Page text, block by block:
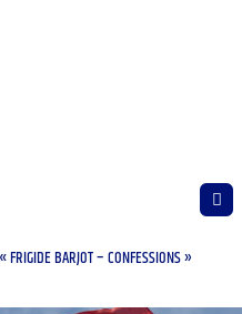
BARJOT – CONFESSIONS »